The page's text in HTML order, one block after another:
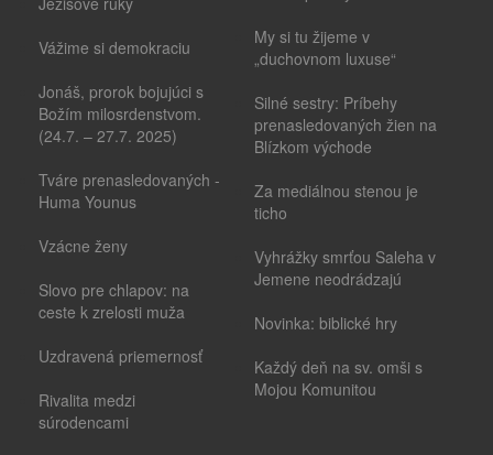
Vážime si demokraciu
Jonáš, prorok bojujúci s
Božím milosrdenstvom.
(24.7. – 27.7. 2025)
Tváre prenasledovaných -
Huma Younus
Vzácne ženy
Slovo pre chlapov: na
ceste k zrelosti muža
Uzdravená priemernosť
Rivalita medzi
súrodencami
My si tu žijeme v
„duchovnom luxuse“
Silné sestry: Príbehy
prenasledovaných žien na
Blízkom východe
Za mediálnou stenou je
ticho
Vyhrážky smrťou Saleha v
Jemene neodrádzajú
Novinka: biblické hry
Každý deň na sv. omši s
Mojou Komunitou